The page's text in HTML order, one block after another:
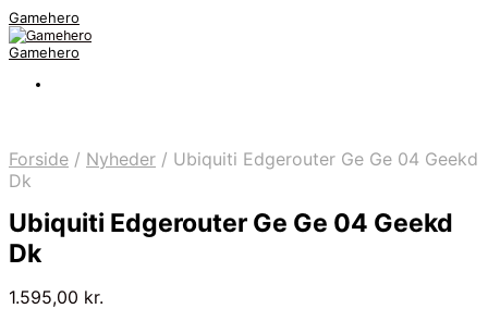
Gamehero
Gamehero
Forside / Nyheder / Ubiquiti Edgerouter Ge Ge 04 Geekd
Dk
Ubiquiti Edgerouter Ge Ge 04 Geekd
Dk
1.595,00 kr.